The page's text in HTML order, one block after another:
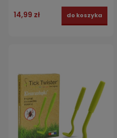
14,99 zł do koszyka